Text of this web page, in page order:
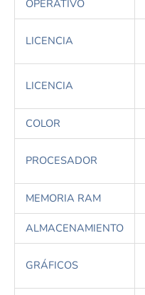
OPERATIVO
LICENCIA
LICENCIA
COLOR
PROCESADOR
MEMORIA RAM
ALMACENAMIENTO
GRÁFICOS